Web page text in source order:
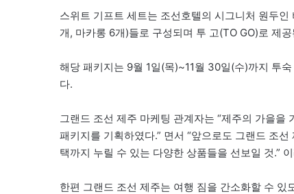
스위트 기프트 세트는 조선호텔의 시그니처 원두
개, 마카롱 6개)들로 구성되며 투 고(TO GO)로 제
해당 패키지는 9월 1일(목)~11월 30일(수)까지 투
다.
그랜드 조선 제주 마케팅 관계자는 “제주의 가을을
패키지를 기획하였다.” 면서 “앞으로도 그랜드 조
택까지 누릴 수 있는 다양한 상품들을 선보일 것.”
한편 그랜드 조선 제주는 여행 짐을 간소화할 수